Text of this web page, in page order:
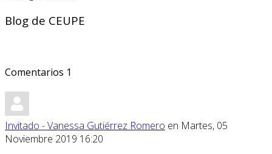
Blog de CEUPE
Comentarios 1
Invitado - Vanessa Gutiérrez Romero en Martes, 05
Noviembre 2019 16:20